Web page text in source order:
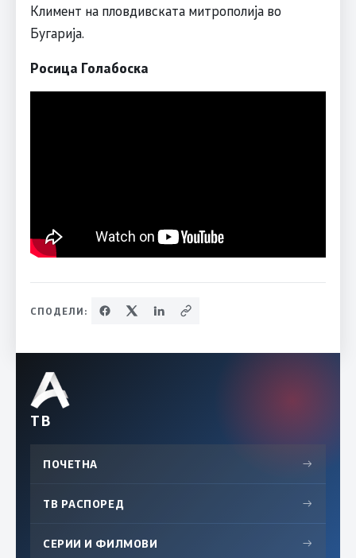
Климент на пловдивската митрополија во
Бугарија.
Росица Голабоска
СПОДЕЛИ:
ТВ
ПОЧЕТНА →
ТВ РАСПОРЕД →
СЕРИИ И ФИЛМОВИ →